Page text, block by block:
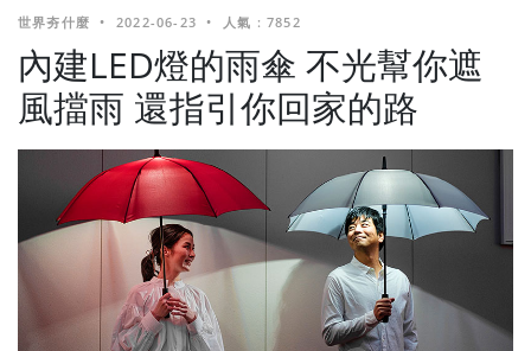
世界夯什麼 • 2022-06-23 • 人氣 : 7852
內建LED燈的雨傘 不光幫你遮
風擋雨 還指引你回家的路